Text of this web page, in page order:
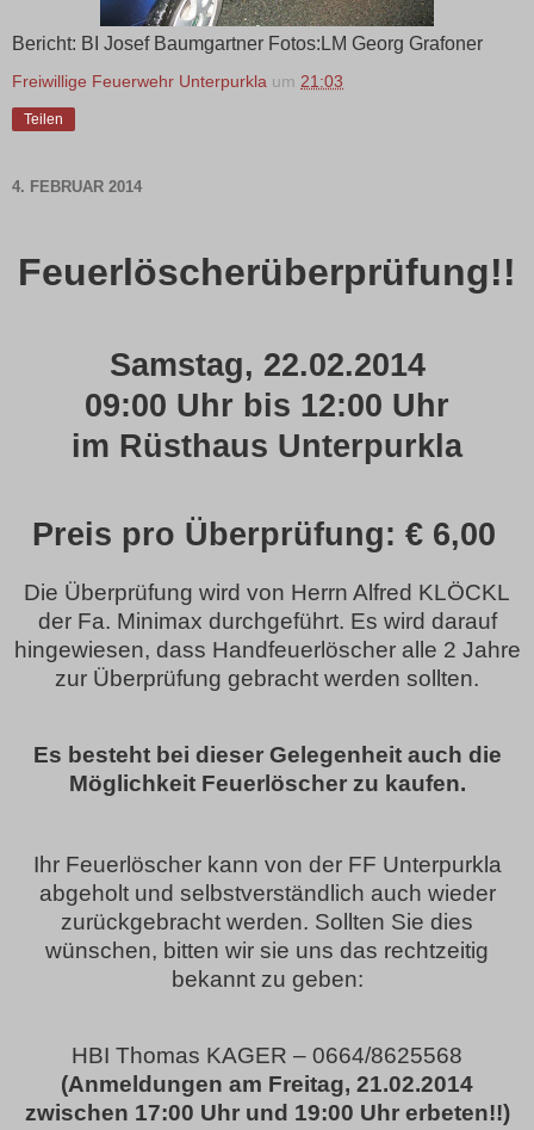
Bericht: BI Josef Baumgartner Fotos:LM Georg Grafoner
Freiwillige Feuerwehr Unterpurkla um 21:03
Teilen
4. FEBRUAR 2014
Feuerlöscherüberprüfung!!
Samstag, 22.02.2014
09:00 Uhr bis 12:00 Uhr
im Rüsthaus Unterpurkla
Preis pro Überprüfung: € 6,00
Die Überprüfung wird von Herrn Alfred KLÖCKL
der Fa. Minimax durchgeführt. Es wird darauf
hingewiesen, dass Handfeuerlöscher alle 2 Jahre
zur Überprüfung gebracht werden sollten.
Es besteht bei dieser Gelegenheit auch die
Möglichkeit Feuerlöscher zu kaufen.
Ihr Feuerlöscher kann von der FF Unterpurkla
abgeholt und selbstverständlich auch wieder
zurückgebracht werden. Sollten Sie dies
wünschen, bitten wir sie uns das rechtzeitig
bekannt zu geben:
HBI Thomas KAGER – 0664/8625568
(Anmeldungen am Freitag, 21.02.2014
zwischen 17:00 Uhr und 19:00 Uhr erbeten!!)